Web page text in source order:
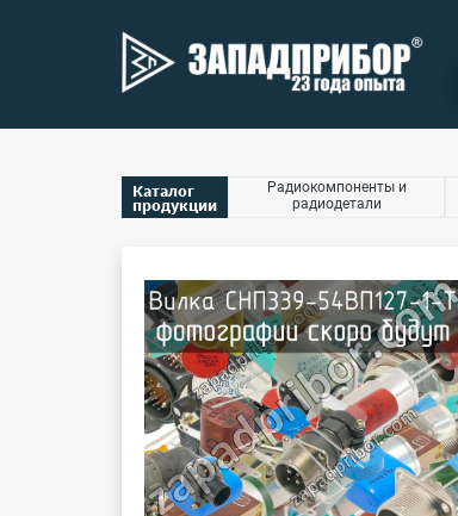
Каталог
продукции
Радиокомпоненты и
радиодетали